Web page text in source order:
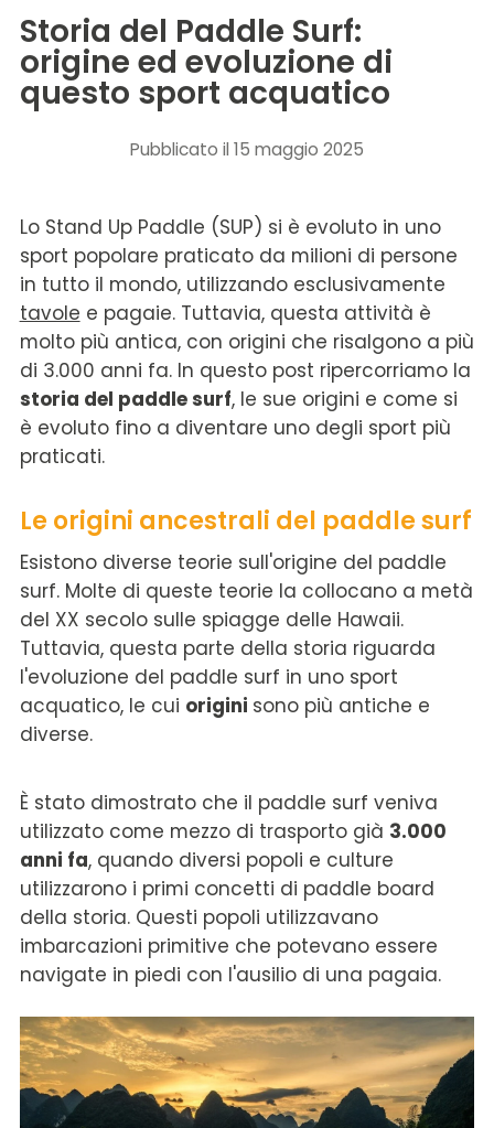
Storia del Paddle Surf:
origine ed evoluzione di
questo sport acquatico
Pubblicato il 15 maggio 2025
Lo Stand Up Paddle (SUP) si è evoluto in uno
sport popolare praticato da milioni di persone
in tutto il mondo, utilizzando esclusivamente
tavole e pagaie. Tuttavia, questa attività è
molto più antica, con origini che risalgono a più
di 3.000 anni fa. In questo post ripercorriamo la
storia del paddle surf, le sue origini e come si
è evoluto fino a diventare uno degli sport più
praticati.
Le origini ancestrali del paddle surf
Esistono diverse teorie sull'origine del paddle
surf. Molte di queste teorie la collocano a metà
del XX secolo sulle spiagge delle Hawaii.
Tuttavia, questa parte della storia riguarda
l'evoluzione del paddle surf in uno sport
acquatico, le cui origini sono più antiche e
diverse.
È stato dimostrato che il paddle surf veniva
utilizzato come mezzo di trasporto già 3.000
anni fa, quando diversi popoli e culture
utilizzarono i primi concetti di paddle board
della storia. Questi popoli utilizzavano
imbarcazioni primitive che potevano essere
navigate in piedi con l'ausilio di una pagaia.